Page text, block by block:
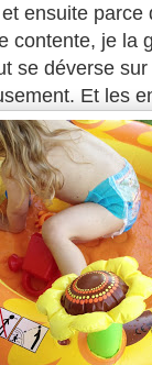
ensuite
contente, je la
se déverse
Et les